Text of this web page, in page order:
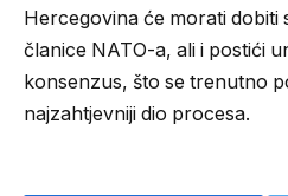
Hercegovina će morati dobiti
članice NATO-a, ali i postići
konsenzus, što se trenutno
najzahtjevniji dio procesa.